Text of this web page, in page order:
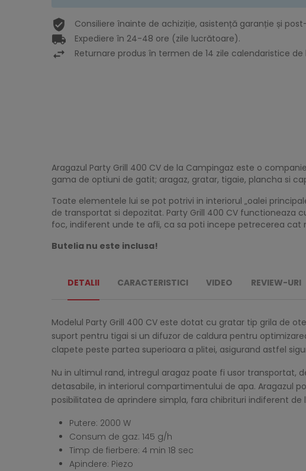
Consiliere înainte de achiziție, asistență garanție și
Expediere în 24-48 ore (zile lucrătoare).
Returnare produs în termen de 14 zile calendaristice de
Aragazul Party Grill 400 CV de la Campingaz este o
gama de optiuni de gatit; aragaz, gratar, tigaie, plancha si
Toate elementele lui se pot potrivi in interiorul „oalei
de transportat si depozitat. Party Grill 400 CV functioneaza
foc, indiferent unde te afli, ca sa poti incepe petrecerea cat
Butelia nu este inclusa!
DETALII CARACTERISTICI VIDEO REVIEW-URI
Modelul Party Grill 400 CV este dotat cu gratar tip grila de
suport pentru tigai si un difuzor de caldura pentru
clapete peste partea superioara a plitei, asigurand astfel
Nu in ultimul rand, intregul aragaz poate fi usor
detasabile, in interiorul compartimentului de apa. Aragazul
posibilitatea de aprindere simpla, fara chibrituri indiferent
Putere: 2000 W
Consum de gaz: 145 g/h
Timp de fierbere: 4 min 18 sec
Apindere: Piezo